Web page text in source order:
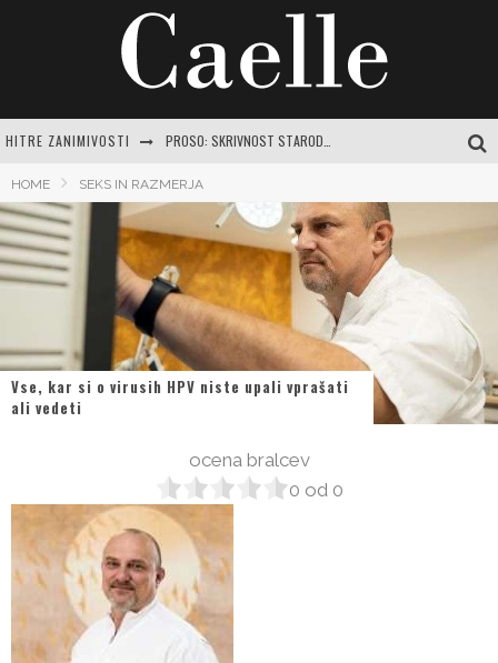
HITRE ZANIMIVOSTI
ORIGINALNI RECEPT ZA SHUJŠEVALNO ZELJNO JUHO: VAŠ VODNIK DO VITKOSTI IN DOBREGA POČUTJA
SRCE DOMA: VODIČ DO USTVARJANJA PRISTNEGA ZATOČIŠČA Z NAJLEPŠIMI MISLIMI
OD FITNESA IN NOGOMETA DO HRIBOV IN PLAVANJA
HOME SEKS IN RAZMERJA
Vse, kar si o virusih HPV niste upali vprašati
ali vedeti
ocena bralcev
0 od 0